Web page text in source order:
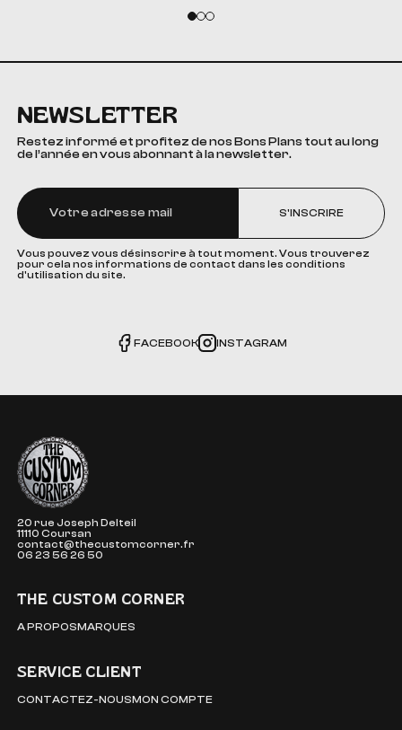
NEWSLETTER
Restez informé et profitez de nos Bons Plans tout au long
de l’année en vous abonnant à la newsletter.
S'INSCRIRE
Vous pouvez vous désinscrire à tout moment. Vous trouverez
pour cela nos informations de contact dans les conditions
d'utilisation du site.
FACEBOOK INSTAGRAM
The Custom Corner
20 rue Joseph Delteil
11110 Coursan
contact@thecustomcorner.fr
06 23 56 26 50
THE CUSTOM CORNER
A PROPOSMARQUES
SERVICE CLIENT
CONTACTEZ-NOUSMON COMPTE